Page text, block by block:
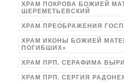
ХРАМ ПОКРОВА БОЖИЕЙ
ШЕРЕМЕТЬЕВСКИЙ
ХРАМ ПРЕОБРАЖЕНИЯ
ХРАМ ИКОНЫ БОЖИЕЙ
ПОГИБШИХ»
ХРАМ ПРП. СЕРАФИМА
ХРАМ ПРП. СЕРГИЯ